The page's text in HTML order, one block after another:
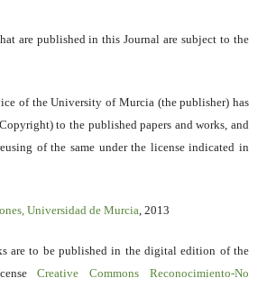
are published in this Journal are subject to the
of the University of Murcia (the publisher) has
to the published papers and works, and
of the same under the license indicated in
Universidad de Murcia, 2013
are to be published in the digital edition of the
Creative Commons Reconocimiento-No